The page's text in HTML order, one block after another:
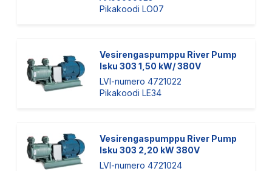
Pikakoodi LO07
Vesirengaspumppu River Pump
Isku 303 1,50 kW/ 380V
LVI-numero 4721022
Pikakoodi LE34
Vesirengaspumppu River Pump
Isku 303 2,20 kW 380V
LVI-numero 4721024